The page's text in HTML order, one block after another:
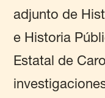
adjunto de
e Historia
Estatal de